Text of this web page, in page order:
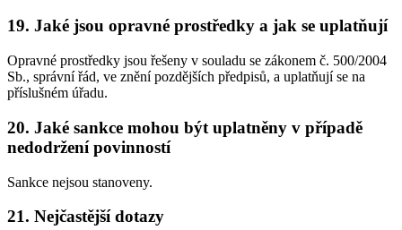
19. Jaké jsou opravné prostředky a jak se uplatňují
Opravné prostředky jsou řešeny v souladu se zákonem č. 500/2004
Sb., správní řád, ve znění pozdějších předpisů, a uplatňují se na
příslušném úřadu.
20. Jaké sankce mohou být uplatněny v případě
nedodržení povinností
Sankce nejsou stanoveny.
21. Nejčastější dotazy